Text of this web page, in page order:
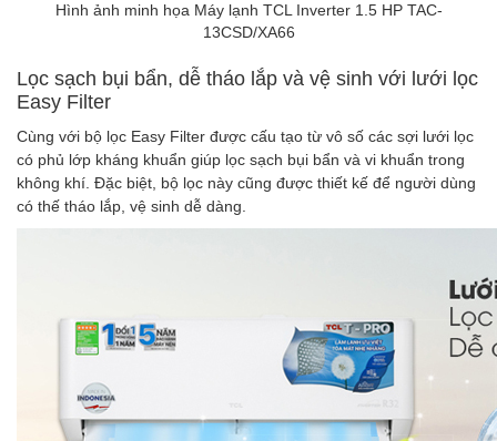
Hình ảnh minh họa Máy lạnh TCL Inverter 1.5 HP TAC-
13CSD/XA66
Lọc sạch bụi bẩn, dễ tháo lắp và vệ sinh với lưới lọc
Easy Filter
Cùng với bộ lọc Easy Filter được cấu tạo từ vô số các sợi lưới lọc
có phủ lớp kháng khuẩn giúp lọc sạch bụi bẩn và vi khuẩn trong
không khí. Đặc biệt, bộ lọc này cũng được thiết kế để người dùng
có thế tháo lắp, vệ sinh dễ dàng.